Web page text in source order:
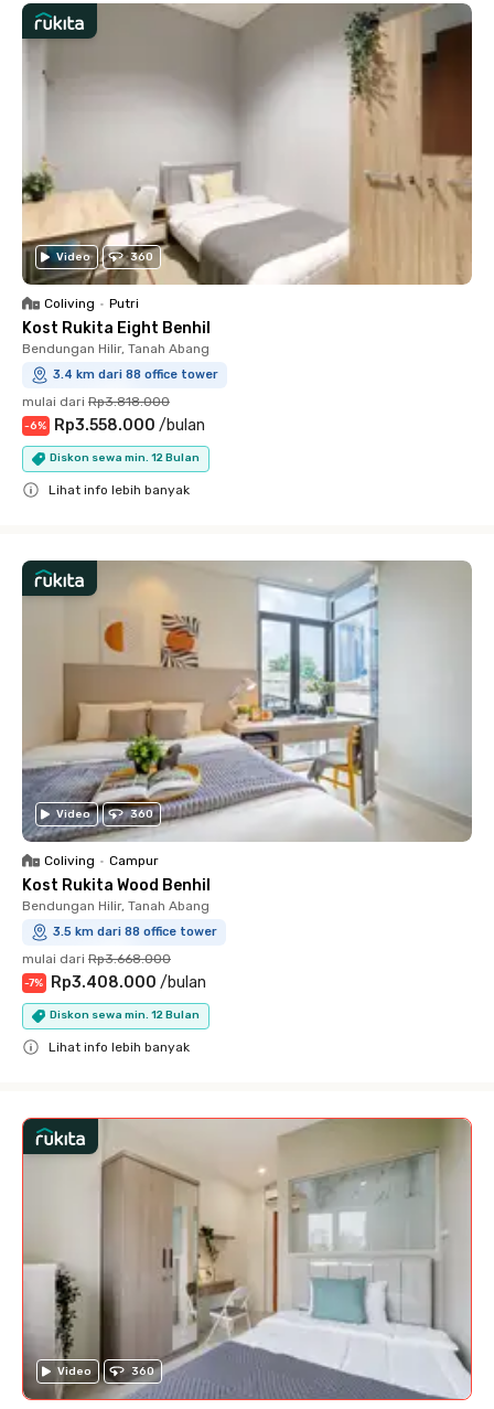
Video 360
Coliving • Putri
Kost Rukita Eight Benhil
Bendungan Hilir, Tanah Abang
3.4 km dari 88 office tower
mulai dari Rp3.818.000
-6% Rp3.558.000 /bulan
Diskon sewa min. 12 Bulan
Lihat info lebih banyak
Video 360
Coliving • Campur
Kost Rukita Wood Benhil
Bendungan Hilir, Tanah Abang
3.5 km dari 88 office tower
mulai dari Rp3.668.000
-7% Rp3.408.000 /bulan
Diskon sewa min. 12 Bulan
Lihat info lebih banyak
Video 360